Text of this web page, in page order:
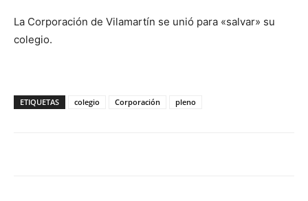
La Corporación de Vilamartín se unió para «salvar» su
colegio.
ETIQUETAS colegio Corporación pleno